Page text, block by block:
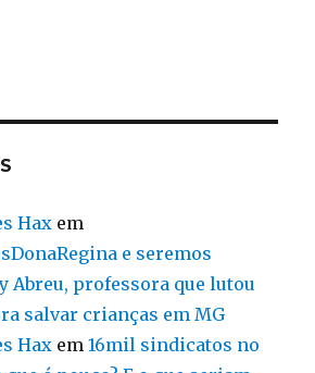
Hax em
e seremos
Abreu, professora que lutou
salvar crianças em MG
Hax em16mil sindicatos no